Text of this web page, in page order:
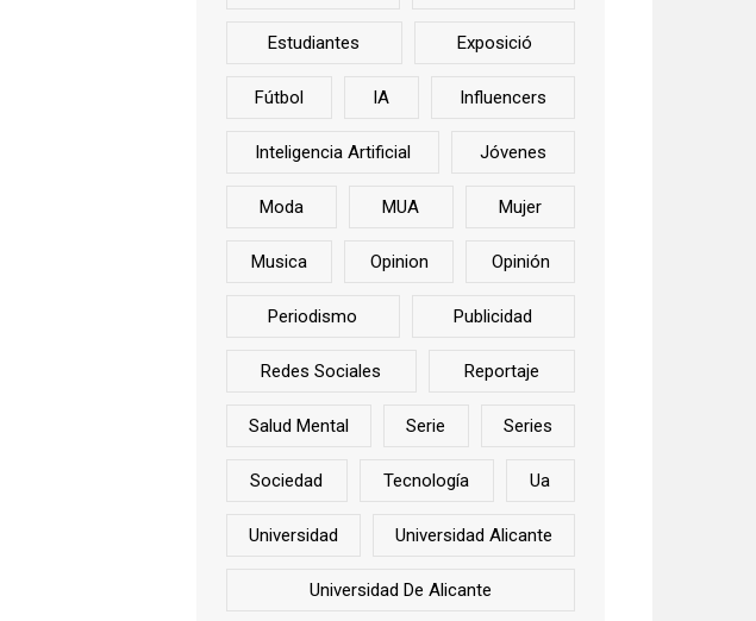
Estudiantes Exposició
Fútbol IA Influencers
Inteligencia Artificial Jóvenes
Moda MUA Mujer
Musica Opinion Opinión
Periodismo Publicidad
Redes Sociales Reportaje
Salud Mental Serie Series
Sociedad Tecnología Ua
Universidad Universidad Alicante
Universidad De Alicante